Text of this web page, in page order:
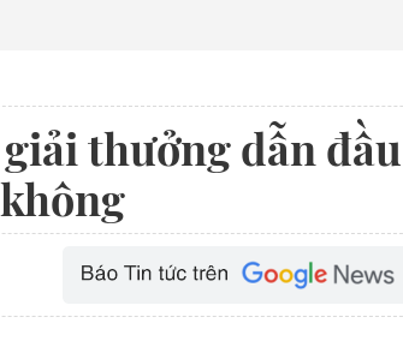
thưởng dẫn đầu